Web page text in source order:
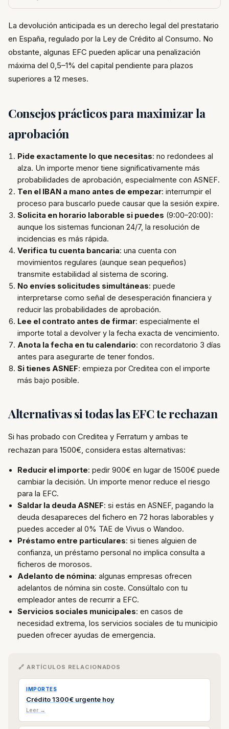
La devolución anticipada es un derecho legal del prestatario
en España, regulado por la Ley de Crédito al Consumo. No
obstante, algunas EFC pueden aplicar una penalización
máxima del 0,5–1% del capital pendiente para plazos
superiores a 12 meses.
Consejos prácticos para maximizar la
aprobación
Pide exactamente lo que necesitas: no redondees al
alza. Un importe menor tiene significativamente más
probabilidades de aprobación, especialmente con ASNEF.
Ten el IBAN a mano antes de empezar: interrumpir el
proceso para buscarlo puede causar que la sesión expire.
Solicita en horario laborable si puedes (9:00–20:00):
aunque los sistemas funcionan 24/7, la resolución de
incidencias es más rápida.
Verifica tu cuenta bancaria: una cuenta con
movimientos regulares (aunque sean pequeños)
transmite estabilidad al sistema de scoring.
No envíes solicitudes simultáneas: puede
interpretarse como señal de desesperación financiera y
reducir las probabilidades de aprobación.
Lee el contrato antes de firmar: especialmente el
importe total a devolver y la fecha exacta de vencimiento.
Anota la fecha en tu calendario: con recordatorio 3 días
antes para asegurarte de tener fondos.
Si tienes ASNEF: empieza por Creditea con el importe
más bajo posible.
Alternativas si todas las EFC te rechazan
Si has probado con Creditea y Ferratum y ambas te
rechazan para 1500€, considera estas alternativas:
Reducir el importe: pedir 900€ en lugar de 1500€ puede
cambiar la decisión. Un importe menor reduce el riesgo
para la EFC.
Saldar la deuda ASNEF: si estás en ASNEF, pagando la
deuda desapareces del fichero en 72 horas laborables y
puedes acceder al 0% TAE de Vivus o Wandoo.
Préstamo entre particulares: si tienes alguien de
confianza, un préstamo personal no implica consulta a
ficheros de morosos.
Adelanto de nómina: algunas empresas ofrecen
adelantos de nómina sin coste. Consúltalo con tu
empleador antes de recurrir a EFC.
Servicios sociales municipales: en casos de
necesidad extrema, los servicios sociales de tu municipio
pueden ofrecer ayudas de emergencia.
🔗 ARTÍCULOS RELACIONADOS
IMPORTES
Crédito 1300€ urgente hoy
Leer →